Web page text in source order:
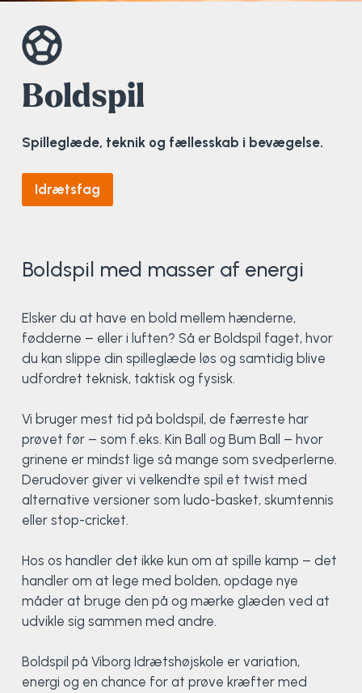
Boldspil
Spilleglæde, teknik og fællesskab i bevægelse.
Idrætsfag
Boldspil med masser af energi
Elsker du at have en bold mellem hænderne,
fødderne – eller i luften? Så er Boldspil faget, hvor
du kan slippe din spilleglæde løs og samtidig blive
udfordret teknisk, taktisk og fysisk.
Vi bruger mest tid på boldspil, de færreste har
prøvet før – som f.eks. Kin Ball og Bum Ball – hvor
grinene er mindst lige så mange som svedperlerne.
Derudover giver vi velkendte spil et twist med
alternative versioner som ludo-basket, skumtennis
eller stop-cricket.
Hos os handler det ikke kun om at spille kamp – det
handler om at lege med bolden, opdage nye
måder at bruge den på og mærke glæden ved at
udvikle sig sammen med andre.
Boldspil på Viborg Idrætshøjskole er variation,
energi og en chance for at prøve kræfter med
Elevportræt
Brochure
Fitness
Golf
Kajak
Klatring
Løb
OCR
Padel
Rytmisk gymnastik
Ski & snowboard
Spring
Organisk værksted
Sportsmassør
Ølbrygning
Køn, krop og seksualitet
Politi-teori
Træner- og lederakademi
Projektleder
Sportsmassør
OCR i Spanien
Skitur til Norge
Mille Sigsgaard Christensen
Peter Fuglsang
Troels Rasmussen
Viborg Elitehold